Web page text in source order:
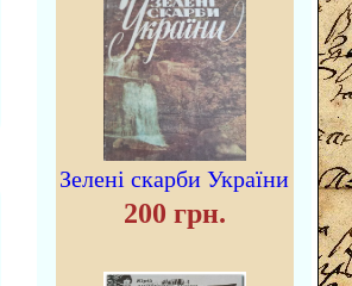
Зелені скарби України
200 грн.